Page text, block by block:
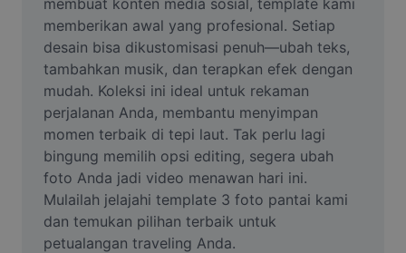
Face Cutout
Video
Hapus latar belakang video
Tingkatkan kualitas
Editor Video
Pangkas Video
membuat konten media sosial, template kami
memberikan awal yang profesional. Setiap
desain bisa dikustomisasi penuh—ubah teks,
tambahkan musik, dan terapkan efek dengan
mudah. Koleksi ini ideal untuk rekaman
perjalanan Anda, membantu menyimpan
momen terbaik di tepi laut. Tak perlu lagi
bingung memilih opsi editing, segera ubah
foto Anda jadi video menawan hari ini.
Mulailah jelajahi template 3 foto pantai kami
dan temukan pilihan terbaik untuk
petualangan traveling Anda.